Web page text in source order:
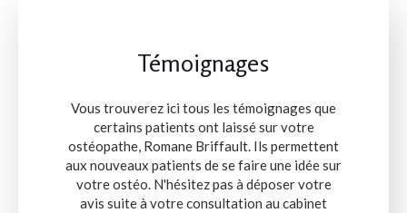
Témoignages
Vous trouverez ici tous les témoignages que
certains patients ont laissé sur votre
ostéopathe, Romane Briffault. Ils permettent
aux nouveaux patients de se faire une idée sur
votre ostéo. N'hésitez pas à déposer votre
avis suite à votre consultation au cabinet